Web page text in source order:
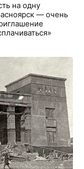
на одну
— очень